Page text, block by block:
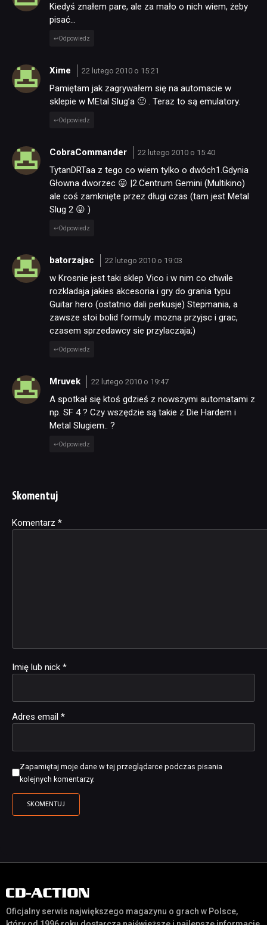
Kiedyś znałem pare, ale za mało o nich wiem, żeby
pisać…
Odpowiedz
Xime 22 lutego 2010 o 15:21
Pamiętam jak zagrywałem się na automacie w
sklepie w MEtal Slug’a 🙂 . Teraz to są emulatory.
Odpowiedz
CobraCommander 22 lutego 2010 o 15:40
TytanDRTaa z tego co wiem tylko o dwóch1.Gdynia
Głowna dworzec 😛 |2.Centrum Gemini (Multikino)
ale coś zamknięte przez długi czas (tam jest Metal
Slug 2 😛 )
Odpowiedz
batorzajac 22 lutego 2010 o 19:03
w Krosnie jest taki sklep Vico i w nim co chwile
rozkladaja jakies akcesoria i gry do grania typu
Guitar hero (ostatnio dali perkusje) Stepmania, a
zawsze stoi bolid formuly. mozna przyjsc i grac,
czasem sprzedawcy sie przylaczaja;)
Odpowiedz
Mruvek 22 lutego 2010 o 19:47
A spotkał się ktoś gdzieś z nowszymi automatami z
np. SF 4 ? Czy wszędzie są takie z Die Hardem i
Metal Slugiem.. ?
Odpowiedz
Skomentuj
Komentarz *
Imię lub nick *
Adres email *
Zapamiętaj moje dane w tej przeglądarce podczas pisania
kolejnych komentarzy.
Alternative:
Oficjalny serwis największego magazynu o grach w Polsce,